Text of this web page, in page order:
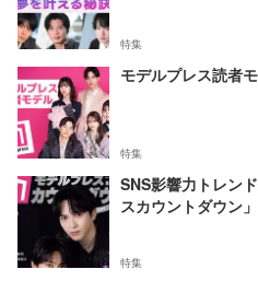
特集
モデルプレス読者
特集
SNS影響力トレン
スカウントダウン」
特集